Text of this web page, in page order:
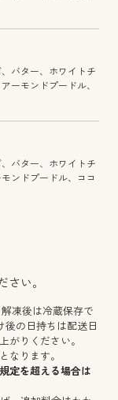
バター、ホワイトチ
ーモンドプードル、
バター、ホワイトチ
ンドプードル、ココ
さい。
凍後は冷蔵保存で
の日持ちは配送日
がりください。
なります。
定を超える場合は